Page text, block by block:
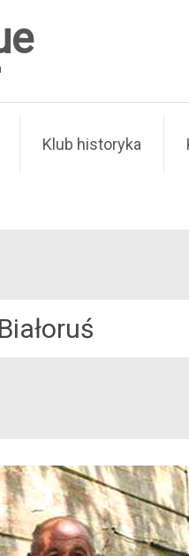
Klub historyka
Białoruś